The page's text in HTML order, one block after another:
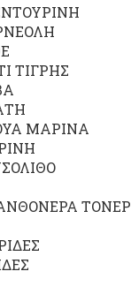
ΤΙΓΡΗΣ
ΜΑΡΙΝΑ
ΤΟΝΕΡ